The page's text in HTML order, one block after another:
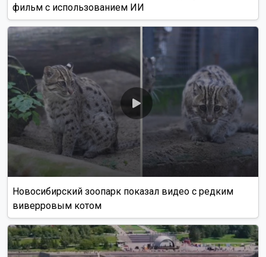
фильм с использованием ИИ
Новосибирский зоопарк показал видео с редким
виверровым котом